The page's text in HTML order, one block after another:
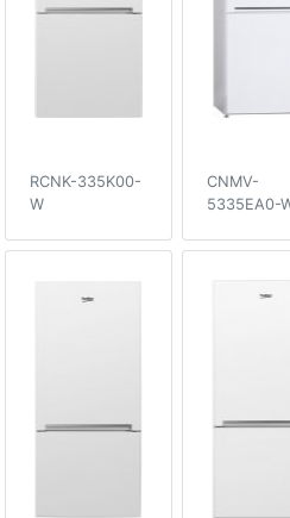
RCNK-335K00-
W
CNMV-
5335EA0-